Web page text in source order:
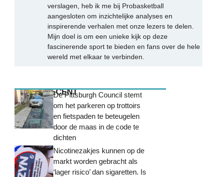
verslagen, heb ik me bij Probasketball
aangesloten om inzichtelijke analyses en
inspirerende verhalen met onze lezers te delen.
Mijn doel is om een unieke kijk op deze
fascinerende sport te bieden en fans over de hele
wereld met elkaar te verbinden.
MEEST RECENTDe Pittsburgh Council stemt
om het parkeren op trottoirs
en fietspaden te beteugelen
door de maas in de code te
dichten
Nicotinezakjes kunnen op de
markt worden gebracht als
‘lager risico’ dan sigaretten. Is